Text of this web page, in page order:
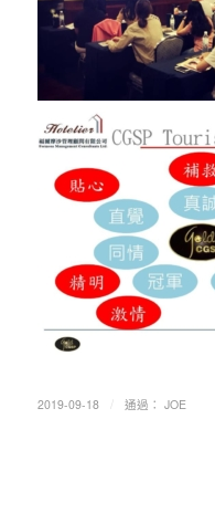
2019-09-18 通過： JOE